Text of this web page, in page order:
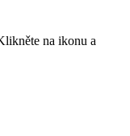
na ikonu a